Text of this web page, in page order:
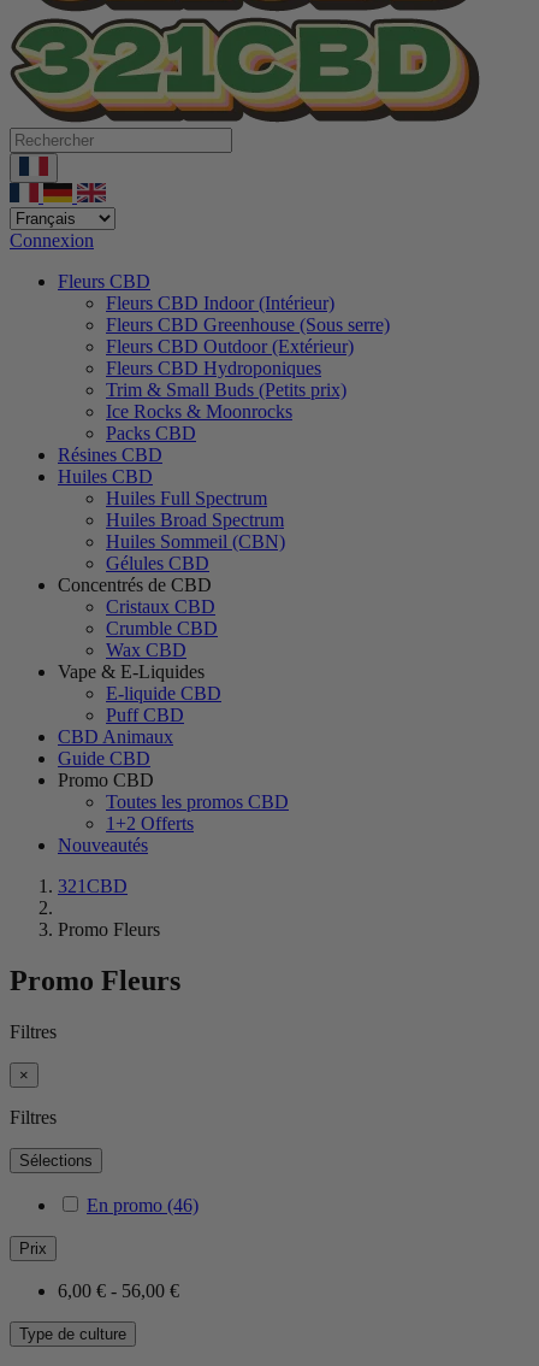
Connexion
Fleurs CBD
Fleurs CBD Indoor (Intérieur)
Fleurs CBD Greenhouse (Sous serre)
Fleurs CBD Outdoor (Extérieur)
Fleurs CBD Hydroponiques
Trim & Small Buds (Petits prix)
Ice Rocks & Moonrocks
Packs CBD
Résines CBD
Huiles CBD
Huiles Full Spectrum
Huiles Broad Spectrum
Huiles Sommeil (CBN)
Gélules CBD
Concentrés de CBD
Cristaux CBD
Crumble CBD
Wax CBD
Vape & E-Liquides
E-liquide CBD
Puff CBD
CBD Animaux
Guide CBD
Promo CBD
Toutes les promos CBD
1+2 Offerts
Nouveautés
321CBD
Promo Fleurs
Promo Fleurs
Filtres
×
Filtres
Sélections
En promo (46)
Prix
6,00 € - 56,00 €
Type de culture